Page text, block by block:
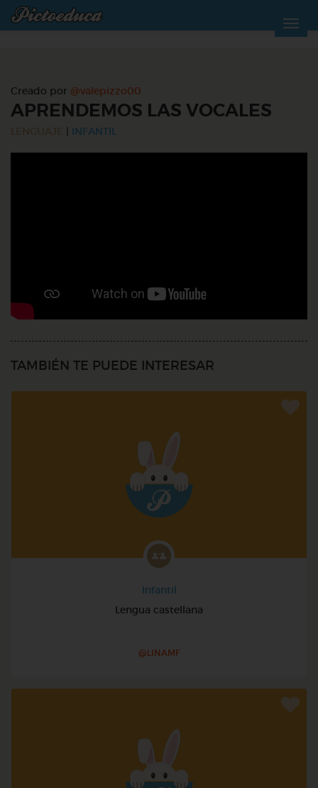
Creado por @valepizzo00
APRENDEMOS LAS VOCALES
LENGUAJE INFANTIL
TAMBIÉN TE PUEDE INTERESAR
Infantil
Lengua castellana
@LINAMF